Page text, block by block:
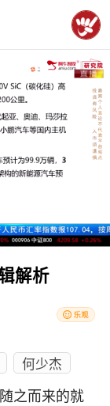
解析
何少杰
之而来的就